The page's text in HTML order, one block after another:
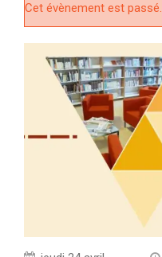
Cet évènement est passé.